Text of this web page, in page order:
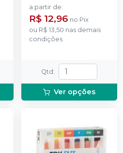
a partir de:
R$ 12,96 no Pix
ou R$ 13,50 nas demais
condições
Qtd :
Ver opções